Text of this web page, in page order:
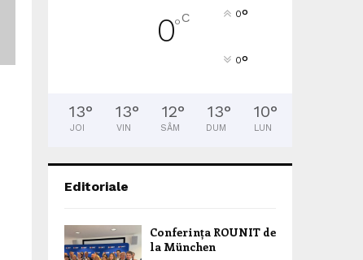
0°C 0°
0°
13°
JOI
13°
VIN
12°
SÂM
13°
DUM
10°
LUN
Editoriale
Conferința ROUNIT de
la München